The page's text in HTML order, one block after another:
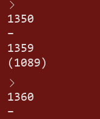
1350
–
1359
(1089)
1360
–